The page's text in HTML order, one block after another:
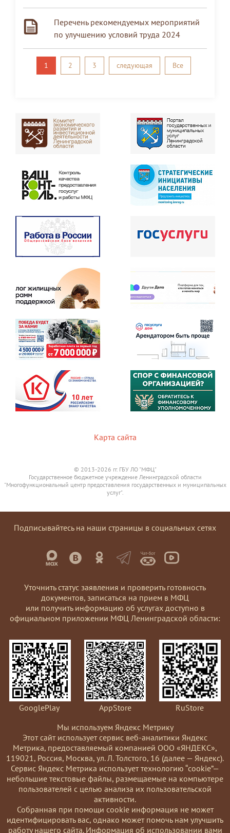
Перечень рекомендуемых мероприятий
по улучшению условий труда 2024
1 2 3 следующая Все
Карта сайта
© 2013-2026 гг. ГБУ ЛО "МФЦ"
Государственное бюджетное учреждение Ленинградской области
"Многофункциональный центр предоставления государственных и муниципальных
услуг".
Подписывайтесь на наши страницы в социальных сетях
Уточнить статус заявления и проверить готовность
документов, записаться на прием в МФЦ
или получить информацию об услугах доступно в
официальном приложении МФЦ Ленинградской области:
GooglePlay AppStore
RuStore
Мы используем Яндекс Метрику
Этот сайт использует сервис веб-аналитики Яндекс
Метрика, предоставляемый компанией ООО «ЯНДЕКС»,
119021, Россия, Москва, ул. Л. Толстого, 16 (далее — Яндекс).
Сервис Яндекс Метрика использует технологию “cookie”—
небольшие текстовые файлы, размещаемые на компьютере
пользователей с целью анализа их пользовательской
активности.
Coбранная при помощи cookie информация не может
идентифицировать вас, однако может помочь нам улучшить
работу нашего сайта. Информация об использовании вами